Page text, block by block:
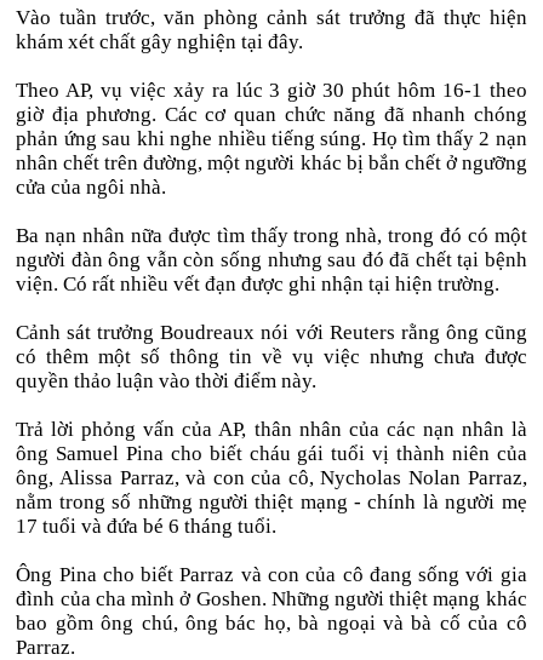
Vào tuần trước, văn phòng cảnh sát trưởng đã thực hiện
khám xét chất gây nghiện tại đây.
Theo AP, vụ việc xảy ra lúc 3 giờ 30 phút hôm 16-1 theo
giờ địa phương. Các cơ quan chức năng đã nhanh chóng
phản ứng sau khi nghe nhiều tiếng súng. Họ tìm thấy 2 nạn
nhân chết trên đường, một người khác bị bắn chết ở ngưỡng
cửa của ngôi nhà.
Ba nạn nhân nữa được tìm thấy trong nhà, trong đó có một
người đàn ông vẫn còn sống nhưng sau đó đã chết tại bệnh
viện. Có rất nhiều vết đạn được ghi nhận tại hiện trường.
Cảnh sát trưởng Boudreaux nói với Reuters rằng ông cũng
có thêm một số thông tin về vụ việc nhưng chưa được
quyền thảo luận vào thời điểm này.
Trả lời phỏng vấn của AP, thân nhân của các nạn nhân là
ông Samuel Pina cho biết cháu gái tuổi vị thành niên của
ông, Alissa Parraz, và con của cô, Nycholas Nolan Parraz,
nằm trong số những người thiệt mạng - chính là người mẹ
17 tuổi và đứa bé 6 tháng tuổi.
Ông Pina cho biết Parraz và con của cô đang sống với gia
đình của cha mình ở Goshen. Những người thiệt mạng khác
bao gồm ông chú, ông bác họ, bà ngoại và bà cố của cô
Parraz.